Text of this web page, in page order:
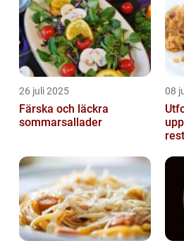
26 juli 2025
Färska och läckra
sommarsallader
08